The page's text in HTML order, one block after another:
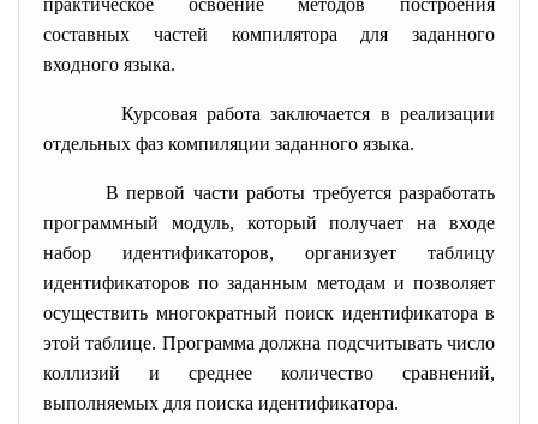
практическое освоение методов построения
составных частей компилятора для заданного
входного языка.
Курсовая работа заключается в реализации
отдельных фаз компиляции заданного языка.
В первой части работы требуется разработать
программный модуль, который получает на входе
набор идентификаторов, организует таблицу
идентификаторов по заданным методам и позволяет
осуществить многократный поиск идентификатора в
этой таблице. Программа должна подсчитывать число
коллизий и среднее количество сравнений,
выполняемых для поиска идентификатора.